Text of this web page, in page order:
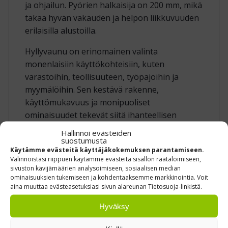
Hallinnoi evästeiden
suostumusta
Käytämme evästeitä käyttäjäkokemuksen parantamiseen.
Valinnoistasi riippuen käytämme evästeitä sisällön räätälöimiseen,
sivuston kävijämäärien analysoimiseen, sosiaalisen median
ominaisuuksien tukemiseen ja kohdentaaksemme markkinointia. Voit
aina muuttaa evästeasetuksiasi sivun alareunan Tietosuoja-linkistä.
Hyväksy
ja ohjailun. Pyörien halkaisija on 200 mm, mikä
takaa hyvän vakauden ja helpon liikkuvuuden
erilaisilla alustoilla.
Hyllyvaunu on erinomainen valinta
monenlaisiin käyttökohteisiin, kuten
varastoihin, teollisuuteen, työpajoihin ja
myymälöihin. Sen kestävä rakenne,
käyttömukavuus ja monipuoliset
ominaisuudet tekevät siitä ihanteellisen
ratkaisun tavaroiden säilytykseen ja
kuljetukseen.
Tuotekoodit: 6506-101, 6507-101, 6507-101B, 6547-
101B
VOISIT TARVITA MYÖS: